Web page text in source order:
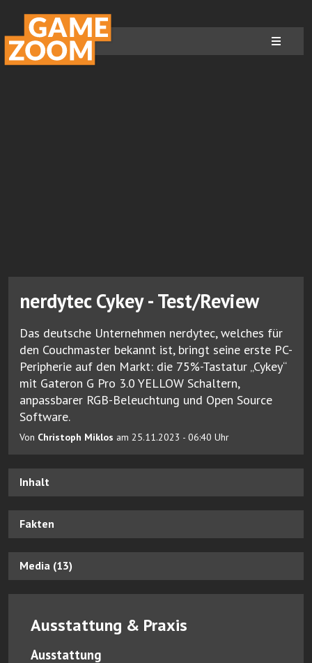
nerdytec Cykey - Test/Review
Das deutsche Unternehmen nerdytec, welches für
den Couchmaster bekannt ist, bringt seine erste PC-
Peripherie auf den Markt: die 75%-Tastatur „Cykey“
mit Gateron G Pro 3.0 YELLOW Schaltern,
anpassbarer RGB-Beleuchtung und Open Source
Software.
Von Christoph Miklos am 25.11.2023 - 06:40 Uhr
Inhalt
Fakten
Media (13)
Ausstattung & Praxis
Ausstattung